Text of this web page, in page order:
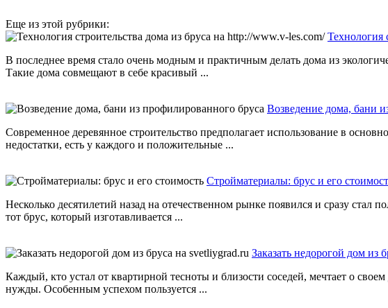
Еще из этой рубрики:
Технология
В последнее время стало очень модным и практичным делать дома из
Такие дома совмещают в себе красивый ...
Возведение дома, бани
Современное деревянное строительство предполагает использование в
недостатки, есть у каждого и положительные ...
Стройматериалы: брус и его
Несколько десятилетий назад на отечественном рынке появился и сразу
тот брус, который изготавливается ...
Заказать недорогой дом из
Каждый, кто устал от квартирной тесноты и близости соседей, мечтает о
нужды. Особенным успехом пользуется ...